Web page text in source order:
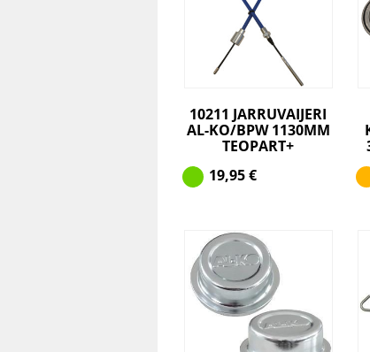
10211 JARRUVAIJERI
AL-KO/BPW 1130MM
TEOPART+
19,95€